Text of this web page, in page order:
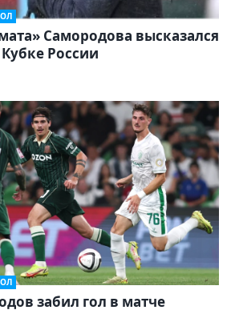
Самородова высказался
России
забил гол в матче